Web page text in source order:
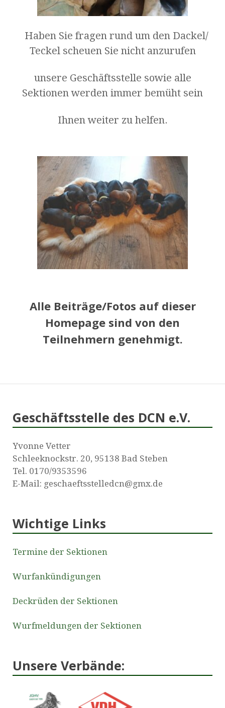
Haben Sie fragen rund um den Dackel/
Teckel scheuen Sie nicht anzurufen
unsere Geschäftsstelle sowie alle
Sektionen werden immer bemüht sein
Ihnen weiter zu helfen.
Alle Beiträge/Fotos auf dieser
Homepage sind von den
Teilnehmern genehmigt.
Geschäftsstelle des DCN e.V.
Yvonne Vetter
Schleeknockstr. 20, 95138 Bad Steben
Tel. 0170/9353596
E-Mail: geschaeftsstelledcn@gmx.de
Wichtige Links
Termine der Sektionen
Wurfankündigungen
Deckrüden der Sektionen
Wurfmeldungen der Sektionen
Unsere Verbände: